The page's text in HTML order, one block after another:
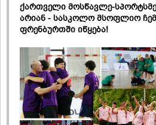
ქართველი მოსწავლე-
არიან - სასკოლო მსოფლიო
ფრენბურთში იწყება!